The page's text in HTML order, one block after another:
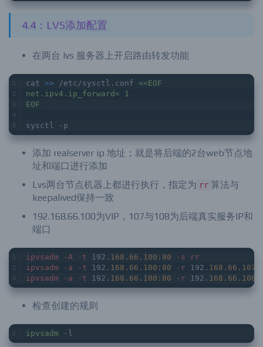
4.4：LVS添加配置
在两台 lvs 服务器上开启路由转发功能
cat >> /etc/sysctl.conf <<EOF
net.ipv4.ip_forward= 1
EOF
sysctl -p
添加 realserver ip 地址；就是将后端的2台web节点地
址和端口进行添加
Lvs两台节点机器上都进行执行，指定为 rr 算法与
keepalived保持一致
192.168.66.100为VIP，107与108为后端真实服务IP和
端口
ipvsadm -A -t 192 .168 .66 .100 :80 -s
rr
ipvsadm
-a -t 192 .168 .66 .100 :80 -r 192 .168 .66 .107
ipvsadm
-a -t 192 .168 .66 .100 :80 -r 192 .168 .66 .108
检查创建的规则
ipvsadm -l